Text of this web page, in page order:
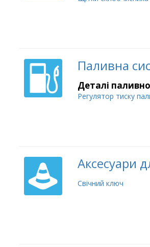
Паливна
Деталі
Регулятор тиску
Аксесуари
Свічний ключ